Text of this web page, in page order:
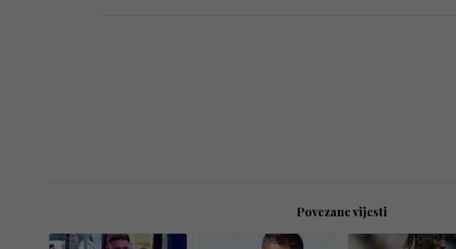
Povezane vijesti